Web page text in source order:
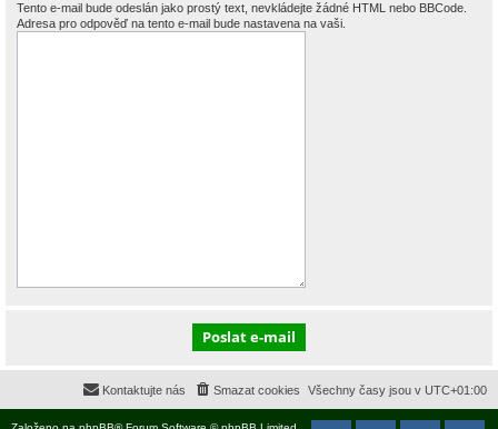
Tento e-mail bude odeslán jako prostý text, nevkládejte žádné HTML nebo BBCode.
Adresa pro odpověď na tento e-mail bude nastavena na vaši.
Všechny časy jsou v UTC+01:00
Smazat cookies
Kontaktujte nás